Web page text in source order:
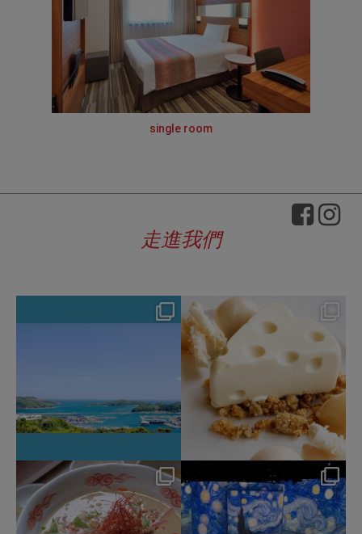
single room
走進我們
Aug 4
hotel_jalcity
Jul 29
hotel_jalcity
Jul 22
207 1
hotel_jalcity
Jul 9
260 0